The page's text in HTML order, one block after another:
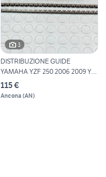
3
DISTRIBUZIONE GUIDE
YAMAHA YZF 250 2006 2009 YZ-
F
115 €
Ancona (AN)